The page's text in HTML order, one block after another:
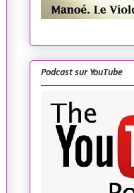
Podcast sur YouTube